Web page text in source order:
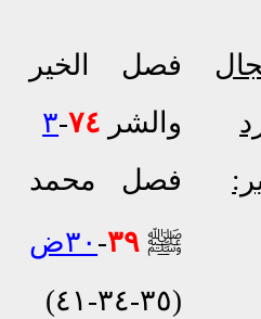
فصل الخير
والشر ٧٤-٣
فصل محمد
ﷺ ٣٩- ٣٠ض
(٣٥-٣٤-٤١)